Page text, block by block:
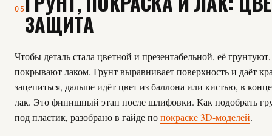
05
ЗАЩИТА
Чтобы деталь стала цветной и презентабельной, её
покрывают лаком. Грунт выравнивает поверхность и даёт
зацепиться, дальше идёт цвет из баллона или кистью, в
лак. Это финишный этап после шлифовки. Как подобрать
под пластик, разобрано в гайде попокраске 3D-моделей.